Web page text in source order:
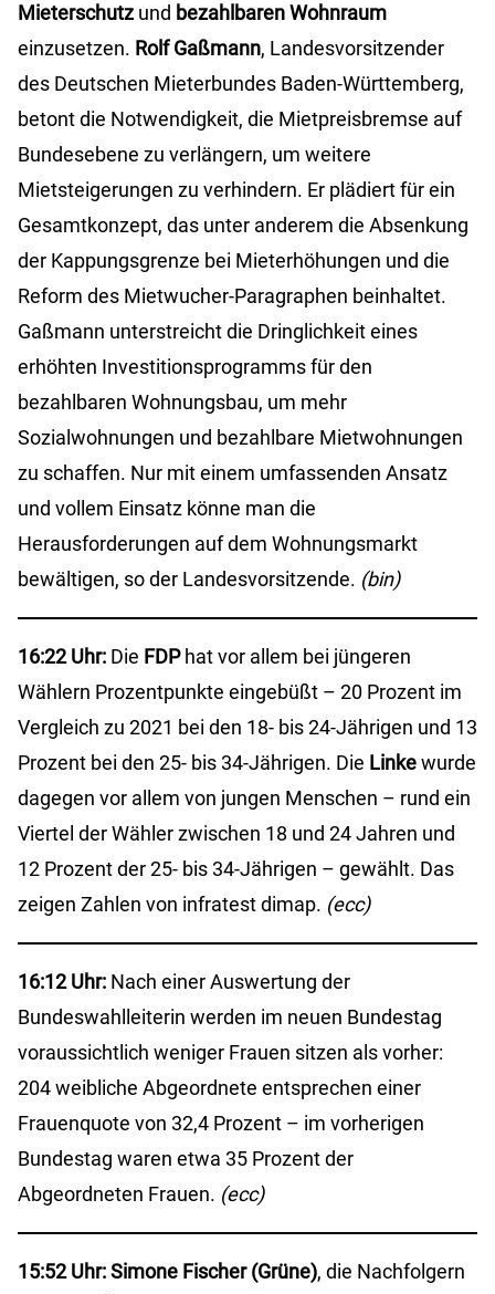
Mieterschutz und bezahlbaren Wohnraum
einzusetzen. Rolf Gaßmann, Landesvorsitzender
des Deutschen Mieterbundes Baden-Württemberg,
betont die Notwendigkeit, die Mietpreisbremse auf
Bundesebene zu verlängern, um weitere
Mietsteigerungen zu verhindern. Er plädiert für ein
Gesamtkonzept, das unter anderem die Absenkung
der Kappungsgrenze bei Mieterhöhungen und die
Reform des Mietwucher-Paragraphen beinhaltet.
Gaßmann unterstreicht die Dringlichkeit eines
erhöhten Investitionsprogramms für den
bezahlbaren Wohnungsbau, um mehr
Sozialwohnungen und bezahlbare Mietwohnungen
zu schaffen. Nur mit einem umfassenden Ansatz
und vollem Einsatz könne man die
Herausforderungen auf dem Wohnungsmarkt
bewältigen, so der Landesvorsitzende. (bin)
16:22 Uhr: Die FDP hat vor allem bei jüngeren
Wählern Prozentpunkte eingebüßt – 20 Prozent im
Vergleich zu 2021 bei den 18- bis 24-Jährigen und 13
Prozent bei den 25- bis 34-Jährigen. Die Linkewurde
dagegen vor allem von jungen Menschen – rund ein
Viertel der Wähler zwischen 18 und 24 Jahren und
12 Prozent der 25- bis 34-Jährigen – gewählt. Das
zeigen Zahlen von infratest dimap. (ecc)
16:12 Uhr: Nach einer Auswertung der
Bundeswahlleiterin werden im neuen Bundestag
voraussichtlich weniger Frauen sitzen als vorher:
204 weibliche Abgeordnete entsprechen einer
Frauenquote von 32,4 Prozent – im vorherigen
Bundestag waren etwa 35 Prozent der
Abgeordneten Frauen. (ecc)
15:52 Uhr:Simone Fischer (Grüne), die Nachfolgern